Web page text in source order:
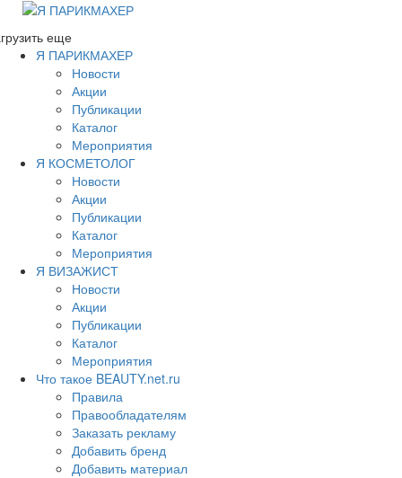
еще
Я ПАРИКМАХЕР
Новости
Акции
Публикации
Каталог
Мероприятия
Я КОСМЕТОЛОГ
Новости
Акции
Публикации
Каталог
Мероприятия
Я ВИЗАЖИСТ
Новости
Акции
Публикации
Каталог
Мероприятия
Что такое BEAUTY.net.ru
Правила
Правообладателям
Заказать рекламу
Добавить бренд
Добавить материал